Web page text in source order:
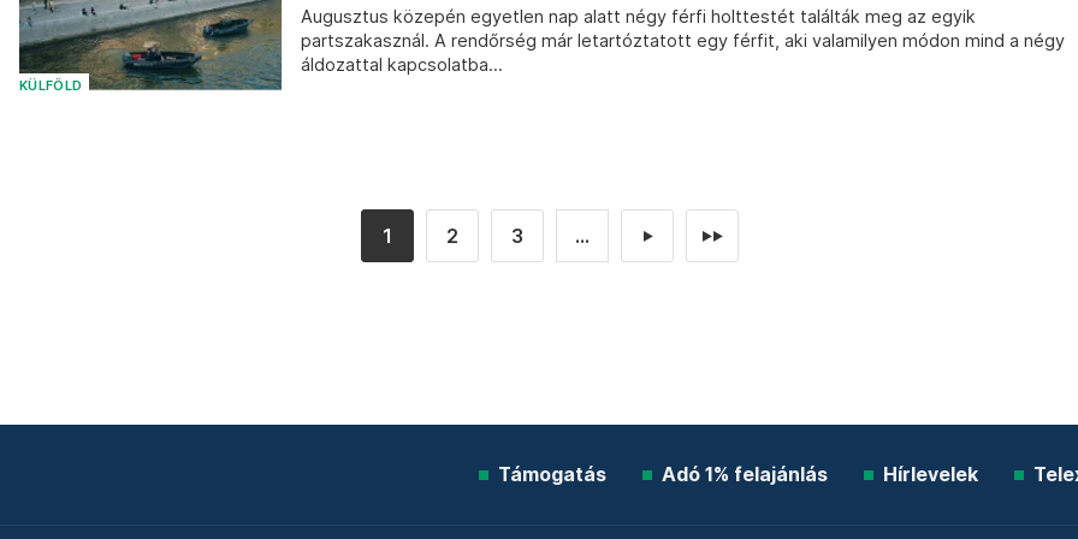
KÜLFÖLD
Augusztus közepén egyetlen nap alatt négy férfi holttestét találták meg az egyik
partszakasznál. A rendőrség már letartóztatott egy férfit, aki valamilyen módon mind a négy
áldozattal kapcsolatba...
1 2 3 ... ► ►►
Támogatás Adó 1% felajánlás Hírlevelek